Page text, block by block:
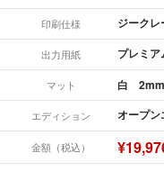
印刷仕様 ジークレ
出力用紙 プレミ
マット 白 2mm
エディション オープン
金額（税込）